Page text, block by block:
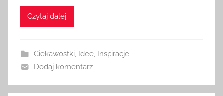
Czytaj dalej
Ciekawostki Idee, Inspiracje
Dodaj komentarz